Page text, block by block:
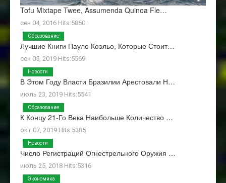
Tofu Mixtape Twee, Assumenda Quinoa Fle…
сен 04, 2016 Hits:5850
Лучшие Книги Пауло Коэльо, Которые Стоит…
сен 05, 2019 Hits:5569
Образование
В Этом Году Власти Бразилии Арестовали Н…
июль 23, 2019 Hits:5541
Новости
К Концу 21-Го Века Наибольше Количество …
окт 07, 2019 Hits:5385
Образование
Число Регистраций Огнестрельного Оружия …
июль 25, 2018 Hits:5316
Новости
Экономика